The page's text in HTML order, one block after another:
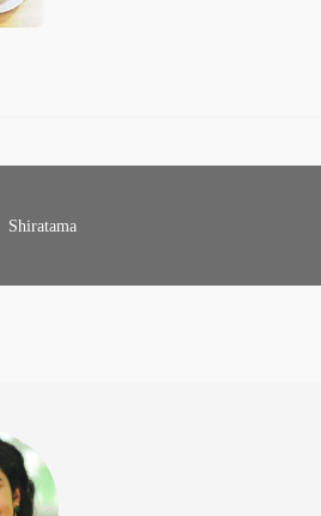
Shiratama